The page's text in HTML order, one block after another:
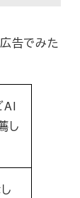
告でみた
AI
し